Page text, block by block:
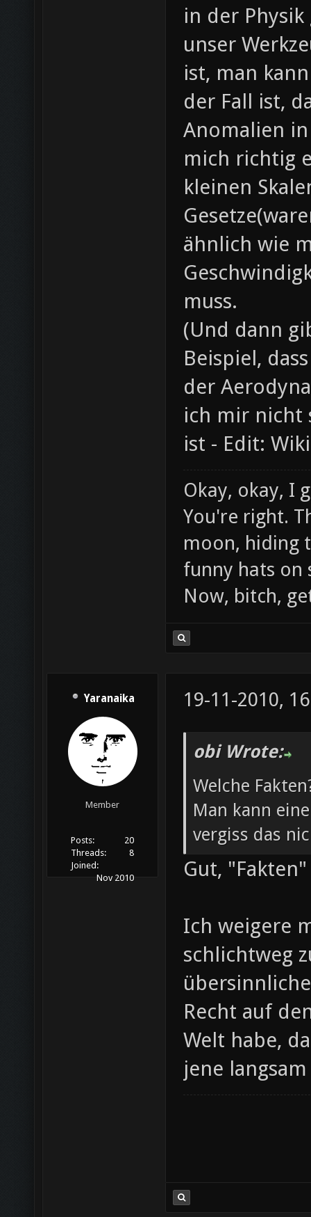
in der Physik
unser
ist, man
der Fall ist,
Anomalien
mich richtig
kleinen
ähnlich wie
muss.
(Und dann
Beispiel,
der
ich mir nicht
ist - Edit:
Okay, okay, I
You're right.
moon, hiding
funny hats on
Now, bitch,
Yaranaika
Member
Posts:
20
Threads:
8
Joined:
Nov 2010
19-11-2010,
obi Wrote:
Welche
Man kann
vergiss das
Gut,
Ich weigere
schlichtweg
Recht auf
Welt habe,
jene